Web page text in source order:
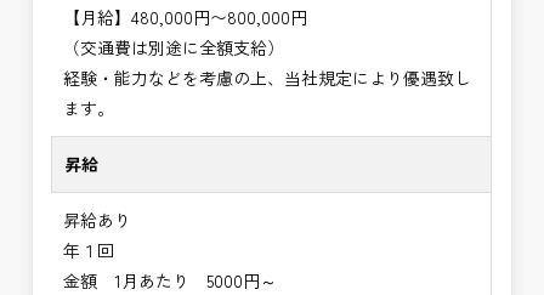
【月給】480,000円〜800,000円
（交通費は別途に全額支給）
経験・能力などを考慮の上、当社規定により優遇致し
ます。
昇給
昇給あり
年１回
金額 1月あたり 5000円～